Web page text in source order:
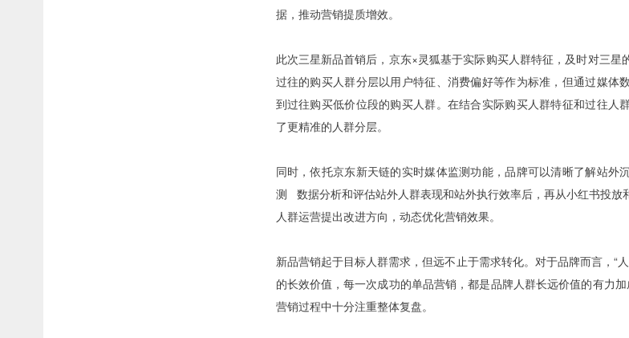
据，推动营销提质增效。
此次三星新品首销后，京东×灵狐基于实际购买人群特征，及时对三星
过往的购买人群分层以用户特征、消费偏好等作为标准，但通过媒体
到过往购买低价位段的购买人群。在结合实际购买人群特征和过往人
了更精准的人群分层。
同时，依托京东新天链的实时媒体监测功能，品牌可以清晰了解站外
测
数据分析和评估站外人群表现和站外执行效率后，再从小红书投
人群运营提出改进方向，动态优化营销效果。
新品营销起于目标人群需求，但远不止于需求转化。对于品牌而言，“
的长效价值，每一次成功的单品营销，都是品牌人群长远价值的有力
营销过程中十分注重整体复盘。